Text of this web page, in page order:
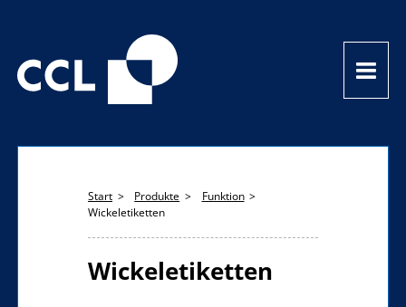
Start Produkte
Funktion
Wickeletiketten
Wickeletiketten